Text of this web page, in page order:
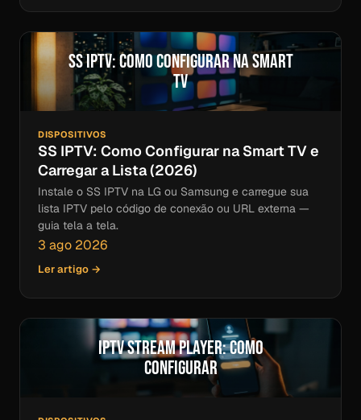
SS IPTV: Como Configurar na Smart
TV
DISPOSITIVOS
SS IPTV: Como Configurar na Smart TV e
Carregar a Lista (2026)
Instale o SS IPTV na LG ou Samsung e carregue sua
lista IPTV pelo código de conexão ou URL externa —
guia tela a tela.
3 ago 2026
Ler artigo →
IPTV Stream Player: Como
Configurar